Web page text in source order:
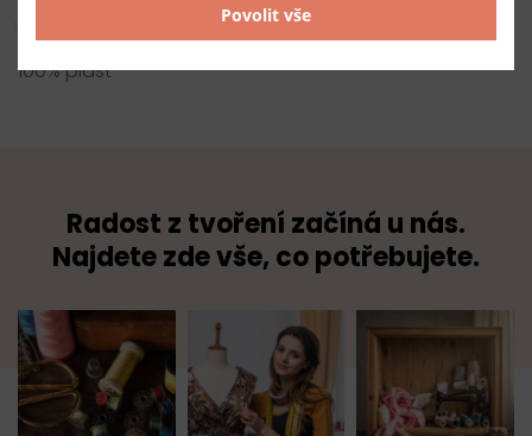
100% plast
Radost z tvoření začíná u nás.
Najdete zde vše, co potřebujete.
Povolit vše